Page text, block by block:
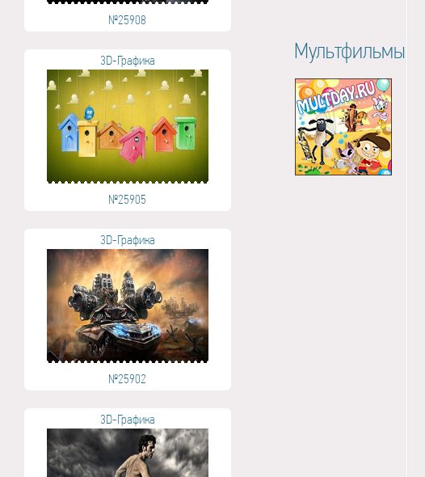
№25908
3D-Графика
№25905
3D-Графика
№25902
3D-Графика
Мультфильмы